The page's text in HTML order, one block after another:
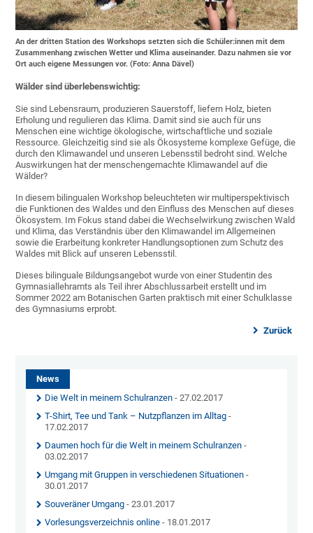
An der dritten Station des Workshops setzten sich die Schüler:innen mit dem
Zusammenhang zwischen Wetter und Klima auseinander. Dazu nahmen sie vor
Ort auch eigene Messungen vor. (Foto: Anna Dävel)
Wälder sind überlebenswichtig:
Sie sind Lebensraum, produzieren Sauerstoff, liefern Holz, bieten
Erholung und regulieren das Klima. Damit sind sie auch für uns
Menschen eine wichtige ökologische, wirtschaftliche und soziale
Ressource. Gleichzeitig sind sie als Ökosysteme komplexe Gefüge, die
durch den Klimawandel und unseren Lebensstil bedroht sind. Welche
Auswirkungen hat der menschengemachte Klimawandel auf die
Wälder?
In diesem bilingualen Workshop beleuchteten wir multiperspektivisch
die Funktionen des Waldes und den Einfluss des Menschen auf dieses
Ökosystem. Im Fokus stand dabei die Wechselwirkung zwischen Wald
und Klima, das Verständnis über den Klimawandel im Allgemeinen
sowie die Erarbeitung konkreter Handlungsoptionen zum Schutz des
Waldes mit Blick auf unseren Lebensstil.
Dieses bilinguale Bildungsangebot wurde von einer Studentin des
Gymnasiallehramts als Teil ihrer Abschlussarbeit erstellt und im
Sommer 2022 am Botanischen Garten praktisch mit einer Schulklasse
des Gymnasiums erprobt.
Zurück
News
Die Welt in meinem Schulranzen- 27.02.2017
T-Shirt, Tee und Tank – Nutzpflanzen im Alltag -
17.02.2017
Daumen hoch für die Welt in meinem Schulranzen-
03.02.2017
Umgang mit Gruppen in verschiedenen Situationen-
30.01.2017
Souveräner Umgang- 23.01.2017
Vorlesungsverzeichnis online - 18.01.2017